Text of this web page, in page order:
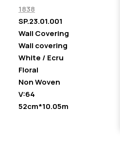
1838
SP.23.01.001
Wall Covering
Wall covering
White / Ecru
Floral
Non Woven
V:64
52cm*10.05m